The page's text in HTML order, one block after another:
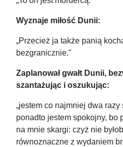
Wyznaje miłość Dunii:
„Przecież ja także panią
bezgranicznie."
Zaplanował gwałt Dunii,
szantażując i oszukując:
„jestem co najmniej dwa
ponadto jestem spokojny, bo
na mnie skargi: czyż nie
równoznaczne z wydaniem